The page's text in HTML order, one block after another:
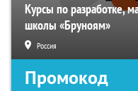
Курсы по разработке,
школы «Бруноям»
Россия
Промокод